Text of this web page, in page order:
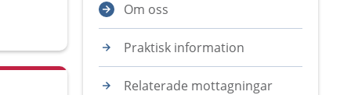
Om oss
Praktisk information
Relaterade mottagningar